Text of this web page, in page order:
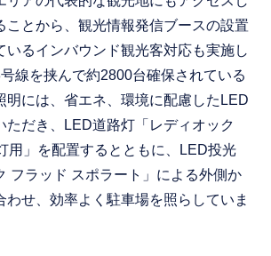
ことから、観光情報発信ブースの設置
いるインバウンド観光客対応も実施し
線を挟んで約2800台確保されている
明には、省エネ、環境に配慮したLED
ただき、LED道路灯「レディオック
用」を配置するとともに、LED投光
フラッド スポラート」による外側か
わせ、効率よく駐車場を照らしていま